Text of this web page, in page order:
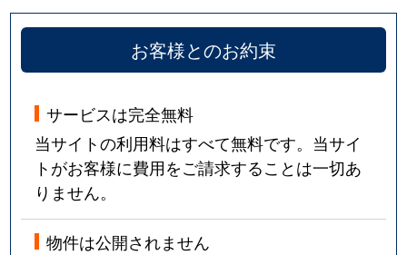
お客様とのお約束
サービスは完全無料
当サイトの利用料はすべて無料です。当サイ
トがお客様に費用をご請求することは一切あ
りません。
物件は公開されません